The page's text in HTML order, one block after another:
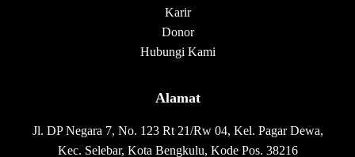
Karir
Donor
Hubungi Kami
Alamat
Jl. DP Negara 7, No. 123 Rt 21/Rw 04, Kel. Pagar Dewa,
Kec. Selebar, Kota Bengkulu, Kode Pos. 38216